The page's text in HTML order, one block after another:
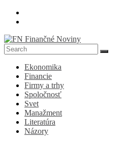
Skip
FN
Finančné
Noviny
Denník
ekonomike
spoločnosti
Ekonomika
Financie
Firmy a trhy
Spoločnosť
Svet
Manažment
Literatúra
Názory